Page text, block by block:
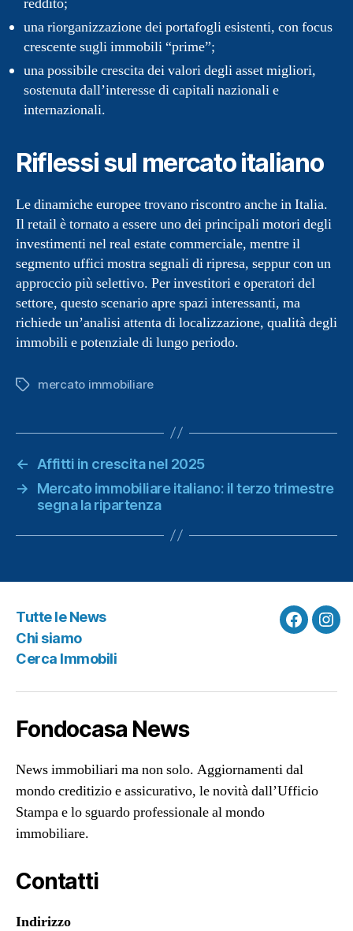
una riorganizzazione dei portafogli esistenti, con focus
crescente sugli immobili “prime”;
una possibile crescita dei valori degli asset migliori,
sostenuta dall’interesse di capitali nazionali e
internazionali.
Riflessi sul mercato italiano
Le dinamiche europee trovano riscontro anche in Italia.
Il retail è tornato a essere uno dei principali motori degli
investimenti nel real estate commerciale, mentre il
segmento uffici mostra segnali di ripresa, seppur con un
approccio più selettivo. Per investitori e operatori del
settore, questo scenario apre spazi interessanti, ma
richiede un’analisi attenta di localizzazione, qualità degli
immobili e potenziale di lungo periodo.
Tag mercato immobiliare
←
Affitti in crescita nel 2025
→
Mercato immobiliare italiano: il terzo trimestre
segna la ripartenza
Tutte le News
Chi siamo
Cerca Immobili
Fondocasa News
News immobiliari ma non solo. Aggiornamenti dal
mondo creditizio e assicurativo, le novità dall’Ufficio
Stampa e lo sguardo professionale al mondo
immobiliare.
Contatti
Indirizzo